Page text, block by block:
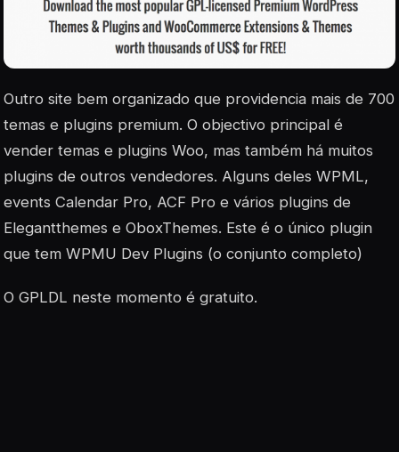
Outro site bem organizado que providencia mais de 700
temas e plugins premium. O objectivo principal é
vender temas e plugins Woo, mas também há muitos
plugins de outros vendedores. Alguns deles WPML,
events Calendar Pro, ACF Pro e vários plugins de
Elegantthemes e OboxThemes. Este é o único plugin
que tem WPMU Dev Plugins (o conjunto completo)
O GPLDL neste momento é gratuito.